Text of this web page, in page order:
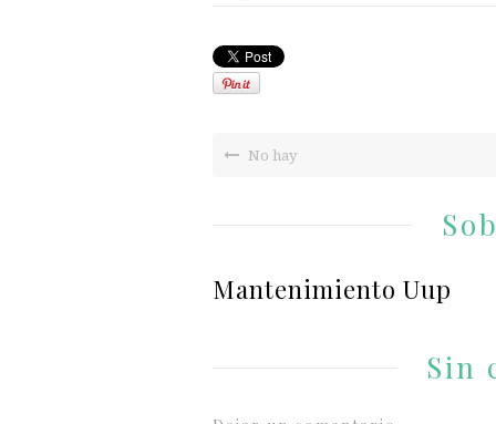
No hay
Mantenimiento Uup
Sin